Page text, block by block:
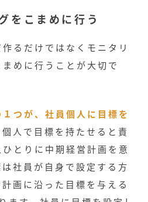
をこまめに行う
るだけではなくモニタリ
めに行うことが大切で
つが、社員個人に目標を
個人で目標を持たせると責
とりに中期経営計画を意
社員が自身で設定する方
画に沿った目標を与える